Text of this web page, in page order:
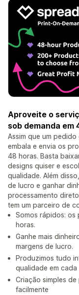
Aproveite o
sob demanda em
Assim que um
embala e envia os
48 horas. Basta
designs quiser e
qualidade. Além
de lucro e ganhar
processamento
tem um parceiro de
Somos rápidos: os
horas.
Ganhe mais
margens de lucro.
Produzimos tudo
qualidade em cada
Criação simples
facilmente